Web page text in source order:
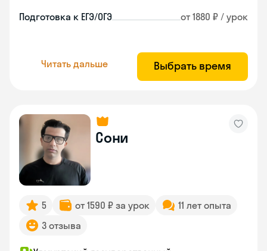
Подготовка к ЕГЭ/ОГЭ от 1880 ₽ / урок
Читать дальше Выбрать время
Сони
5 от 1590 ₽ за урок
11 лет опыта
3 отзыва